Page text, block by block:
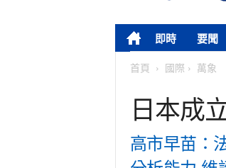
即時 要聞
首頁 國際 萬象
日本成
高市早苗：